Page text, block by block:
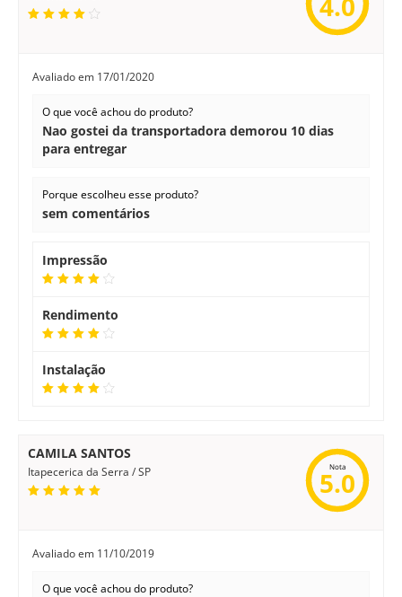
Avaliado em 17/01/2020
O que você achou do produto?
Nao gostei da transportadora demorou 10 dias
para entregar
Porque escolheu esse produto?
sem comentários
Impressão
Rendimento
Instalação
CAMILA SANTOS
Itapecerica da Serra / SP Nota
5.0
Avaliado em 11/10/2019
O que você achou do produto?